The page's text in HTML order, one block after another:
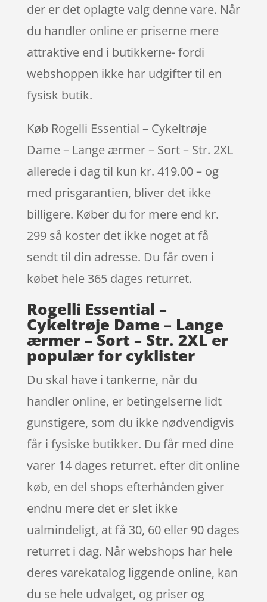
der er det oplagte valg denne vare. Når
du handler online er priserne mere
attraktive end i butikkerne- fordi
webshoppen ikke har udgifter til en
fysisk butik.
Køb Rogelli Essential – Cykeltrøje
Dame – Lange ærmer – Sort – Str. 2XL
allerede i dag til kun kr. 419.00 – og
med prisgarantien, bliver det ikke
billigere. Køber du for mere end kr.
299 så koster det ikke noget at få
sendt til din adresse. Du får oven i
købet hele 365 dages returret.
Rogelli Essential –
Cykeltrøje Dame – Lange
ærmer – Sort – Str. 2XL er
populær for cyklister
Du skal have i tankerne, når du
handler online, er betingelserne lidt
gunstigere, som du ikke nødvendigvis
får i fysiske butikker. Du får med dine
varer 14 dages returret. efter dit online
køb, en del shops efterhånden giver
endnu mere det er slet ikke
ualmindeligt, at få 30, 60 eller 90 dages
returret i dag. Når webshops har hele
deres varekatalog liggende online, kan
du se hele udvalget, og priser og